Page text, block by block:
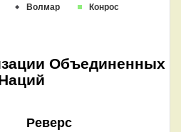
Волмар Конрос
Объединенных
Реверс